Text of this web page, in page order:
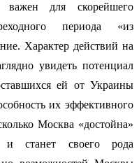
важен для скорейшего
периода «из
Характер действий на
увидеть потенциал
ей от Украины
их эффективного
Москва «достойна»
и станет своего рода